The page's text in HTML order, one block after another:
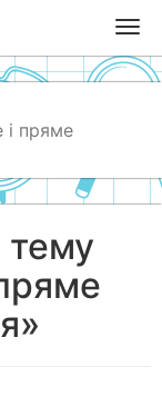
T
o
g
n
a
і пряме
тему